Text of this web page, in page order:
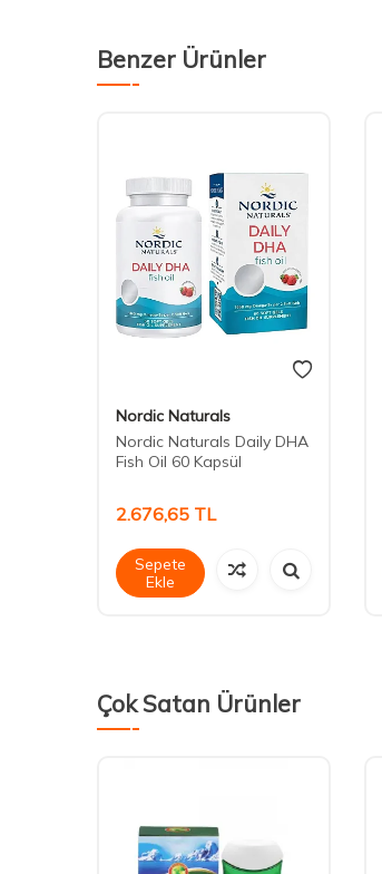
Benzer Ürünler
Nordic Naturals
Nordic Naturals Daily DHA
Fish Oil 60 Kapsül
2.676,65 TL
Sepete
Ekle
Çok Satan Ürünler